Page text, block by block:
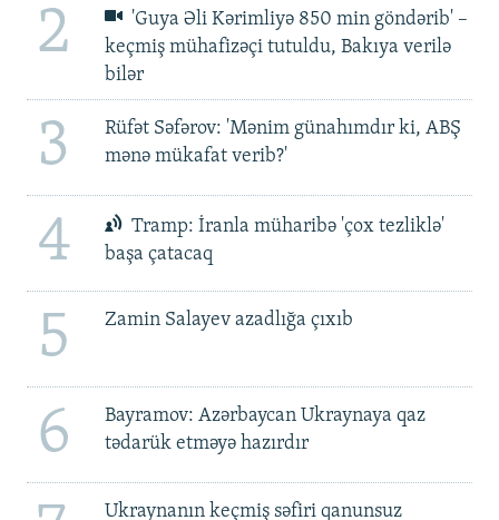
2
'Guya Əli Kərimliyə 850 min göndərib' –
keçmiş mühafizəçi tutuldu, Bakıya verilə
bilər
3
Rüfət Səfərov: 'Mənim günahımdır ki, ABŞ
mənə mükafat verib?'
4
Tramp: İranla müharibə 'çox tezliklə'
başa çatacaq
5 Zamin Salayev azadlığa çıxıb
6
Bayramov: Azərbaycan Ukraynaya qaz
tədarük etməyə hazırdır
Ukraynanın keçmiş səfiri qanunsuz